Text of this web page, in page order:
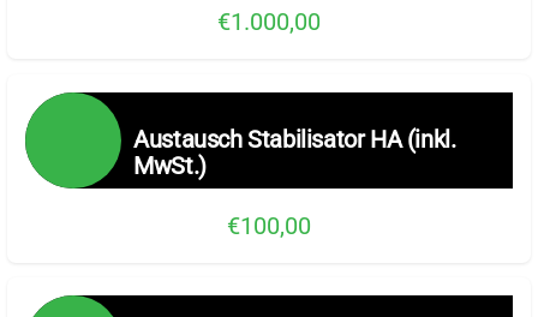
€1.000,00
Austausch Stabilisator HA (inkl.
MwSt.)
€100,00